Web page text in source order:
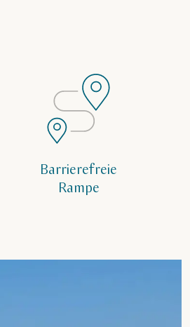
Barrierefreie
Rampe